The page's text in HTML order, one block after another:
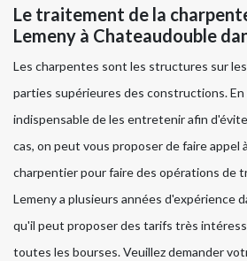
Le traitement de la
Lemeny à Chateaudouble
Les charpentes sont les structures sur
parties supérieures des constructions.
indispensable de les entretenir afin
cas, on peut vous proposer de faire appel
charpentier pour faire des opérations de
Lemeny a plusieurs années d'expérience
qu'il peut proposer des tarifs très
toutes les bourses. Veuillez demander